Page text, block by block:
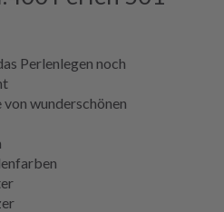
Perlenlegen noch
wunderschönen